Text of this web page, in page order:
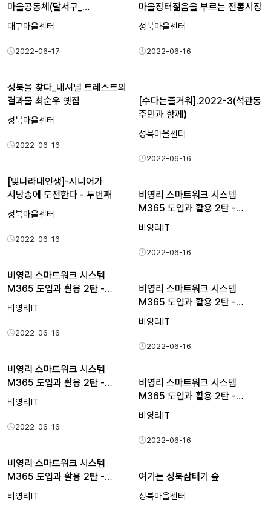
마을공동체(달서구_…
대구마을센터
2022-06-17
마을장터젊음을 부르는 전통시장
성북마을센터
2022-06-16
성북을 찾다_내셔널 트레스트의
결과물 최순우 옛집
성북마을센터
2022-06-16
[수다는즐거워].2022-3(석관동
주민과 함께)
성북마을센터
2022-06-16
[빛나라내인생]-시니어가
시낭송에 도전한다 - 두번째
성북마을센터
2022-06-16
비영리 스마트워크 시스템
M365 도입과 활용 2탄 -…
비영리IT
2022-06-16
비영리 스마트워크 시스템
M365 도입과 활용 2탄 -…
비영리IT
2022-06-16
비영리 스마트워크 시스템
M365 도입과 활용 2탄 -…
비영리IT
2022-06-16
비영리 스마트워크 시스템
M365 도입과 활용 2탄 -…
비영리IT
2022-06-16
비영리 스마트워크 시스템
M365 도입과 활용 2탄 -…
비영리IT
2022-06-16
비영리 스마트워크 시스템
M365 도입과 활용 2탄 -…
비영리IT
여기는 성북삼태기 숲
성북마을센터